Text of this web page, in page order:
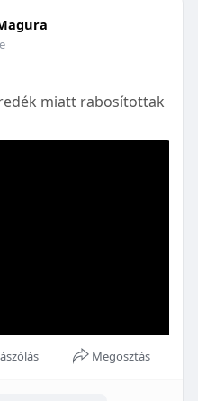
miatt rabosítottak
Megosztás